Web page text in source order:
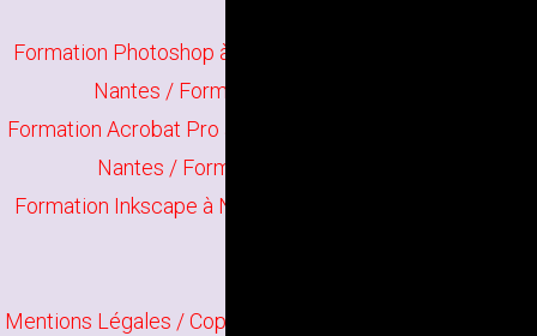
Formation Photoshop à Nantes
Nantes / Formation Indesign à Nantes
Formation Acrobat Pro à Nantes
Nantes / Formation Scribus à Nantes
Formation Inkscape à Nantes
Mentions Légales / Copyright